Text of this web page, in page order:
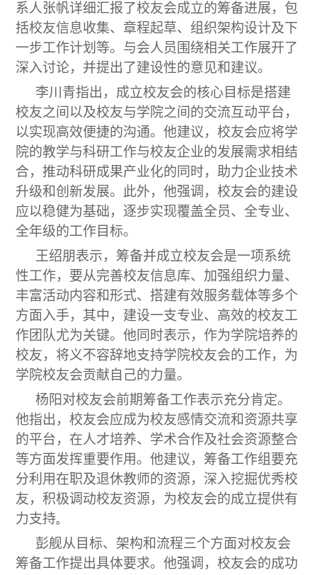
系人张帆详细汇报了校友会成立的筹备进展，包
括校友信息收集、章程起草、组织架构设计及下
一步工作计划等。与会人员围绕相关工作展开了
深入讨论，并提出了建设性的意见和建议。
李川青指出，成立校友会的核心目标是搭建
校友之间以及校友与学院之间的交流互动平台，
以实现高效便捷的沟通。他建议，校友会应将学
院的教学与科研工作与校友企业的发展需求相结
合，推动科研成果产业化的同时，助力企业技术
升级和创新发展。此外，他强调，校友会的建设
应以稳健为基础，逐步实现覆盖全员、全专业、
全年级的工作目标。
王绍朋表示，筹备并成立校友会是一项系统
性工作，要从完善校友信息库、加强组织力量、
丰富活动内容和形式、搭建有效服务载体等多个
方面入手，其中，建设一支专业、高效的校友工
作团队尤为关键。他同时表示，作为学院培养的
校友，将义不容辞地支持学院校友会的工作，为
学院校友会贡献自己的力量。
杨阳对校友会前期筹备工作表示充分肯定。
他指出，校友会应成为校友感情交流和资源共享
的平台，在人才培养、学术合作及社会资源整合
等方面发挥重要作用。他建议，筹备工作组要充
分利用在职及退休教师的资源，深入挖掘优秀校
友，积极调动校友资源，为校友会的成立提供有
力支持。
彭舰从目标、架构和流程三个方面对校友会
筹备工作提出具体要求。他强调，校友会的成功